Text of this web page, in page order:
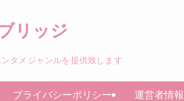
リッジ
タメジャンルを提供致します
プライバシーポリシー 運営者情報